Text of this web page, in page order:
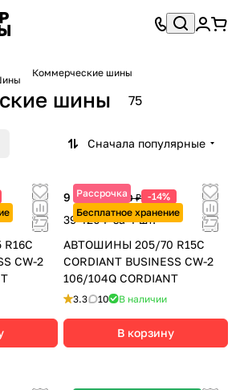
Коммерческие шины
шины 75
Сначала популярные
CW-2
Рассрочка
Бесплатное хранение
9 855 ₽11 460 ₽ -14%
39 420 ₽ за 4 шт.
АВТОШИНЫ 205/70 R15C
CORDIANT BUSINESS CW-2
106/104Q CORDIANT
3.3 10 В наличии
В корзину